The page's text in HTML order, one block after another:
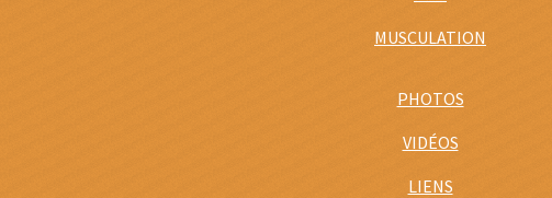
MUSCULATION
PHOTOS
VIDÉOS
LIENS